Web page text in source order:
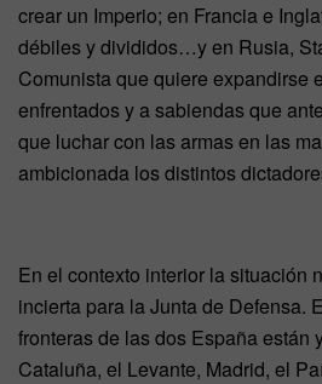
crear un Imperio; en Francia e
débiles y divididos…y en Rusia,
Comunista que quiere expandirse
enfrentados y a sabiendas que
que luchar con las armas en las
ambicionada los distintos
En el contexto interior la situación
incierta para la Junta de Defensa.
fronteras de las dos España están
Cataluña, el Levante, Madrid, el